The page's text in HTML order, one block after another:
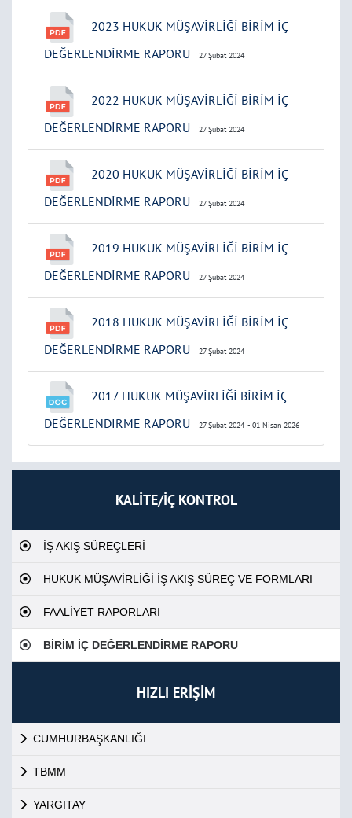
KALİTE/İÇ KONTROL
İŞ AKIŞ SÜREÇLERİ
HUKUK MÜŞAVİRLİĞİ İŞ AKIŞ SÜREÇ VE FORMLARI
FAALİYET RAPORLARI
BİRİM İÇ DEĞERLENDİRME RAPORU
HIZLI ERİŞİM
CUMHURBAŞKANLIĞI
TBMM
YARGITAY
2023 HUKUK MÜŞAVİRLİĞİ BİRİM İÇ
DEĞERLENDİRME RAPORU
27 Şubat 2024
2022 HUKUK MÜŞAVİRLİĞİ BİRİM İÇ
DEĞERLENDİRME RAPORU
27 Şubat 2024
2020 HUKUK MÜŞAVİRLİĞİ BİRİM İÇ
DEĞERLENDİRME RAPORU
27 Şubat 2024
2019 HUKUK MÜŞAVİRLİĞİ BİRİM İÇ
DEĞERLENDİRME RAPORU
27 Şubat 2024
2018 HUKUK MÜŞAVİRLİĞİ BİRİM İÇ
DEĞERLENDİRME RAPORU
27 Şubat 2024
2017 HUKUK MÜŞAVİRLİĞİ BİRİM İÇ
DEĞERLENDİRME RAPORU
27 Şubat 2024 - 01 Nisan 2026